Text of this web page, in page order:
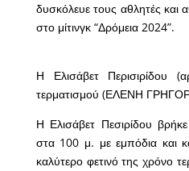
δυσκόλευε τους αθλητές και
στο μίτινγκ “Δρόμεια 2024”.
Η Ελισάβετ Περισιρίδου
τερματισμού (ΕΛΕΝΗ
Η Ελισάβετ Πεσιρίδου
στα 100 μ. με εμπόδια και
καλύτερο φετινό της χρόνο